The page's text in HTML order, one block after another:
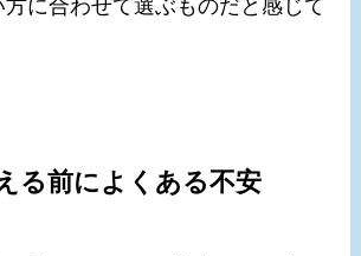
方に合わせて選ぶものだと感じて
る前によくある不安